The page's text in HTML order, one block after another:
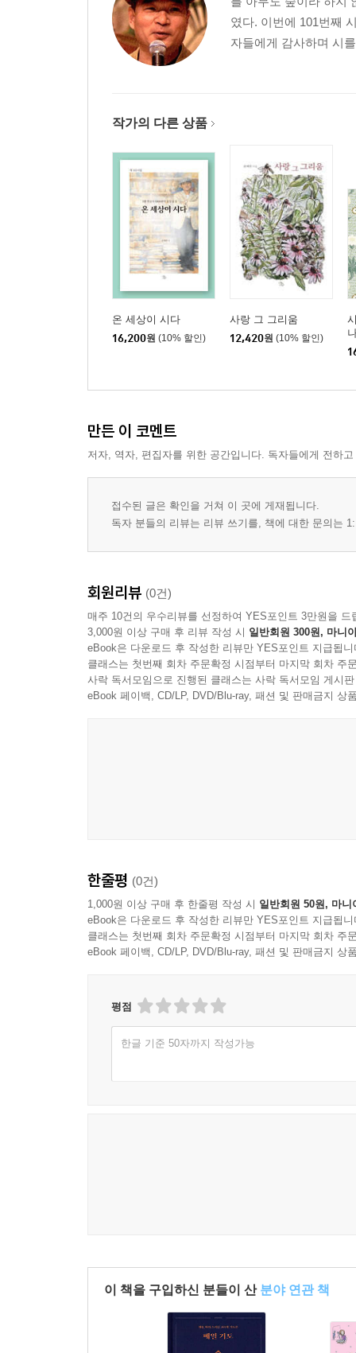
였다. 이번에 101번째
자들에게 감사하며 시
작가의 다른 상품
온 세상이 시다
16,200원 (10% 할인)
사랑 그 그리움
12,420원 (10% 할인)
만든 이 코멘트
저자, 역자, 편집자를 위한 공간입니다. 독자들에게 전하
접수된 글은 확인을 거쳐 이 곳에 게재됩니다.
독자 분들의 리뷰는 리뷰 쓰기를, 책에 대한 문의는
회원리뷰 (0건)
매주 10건의 우수리뷰를 선정하여 YES포인트 3만원을 드
3,000원 이상 구매 후 리뷰 작성 시 일반회원 300원, 마니
eBook은 다운로드 후 작성한 리뷰만 YES포인트 지급됩니
클래스는 첫번째 회차 주문확정 시점부터 마지막 회차 주
사락 독서모임으로 진행된 클래스는 사락 독서모임 게시
eBook 페이백, CD/LP, DVD/Blu-ray, 패션 및 판매금지 상
한줄평 (0건)
1,000원 이상 구매 후 한줄평 작성 시 일반회원 50원, 마니
eBook은 다운로드 후 작성한 리뷰만 YES포인트 지급됩니
클래스는 첫번째 회차 주문확정 시점부터 마지막 회차 주
eBook 페이백, CD/LP, DVD/Blu-ray, 패션 및 판매금지 상
평점
한글 기준 50자까지 작성가능
이 책을 구입하신 분들이 산 분야 연관 책